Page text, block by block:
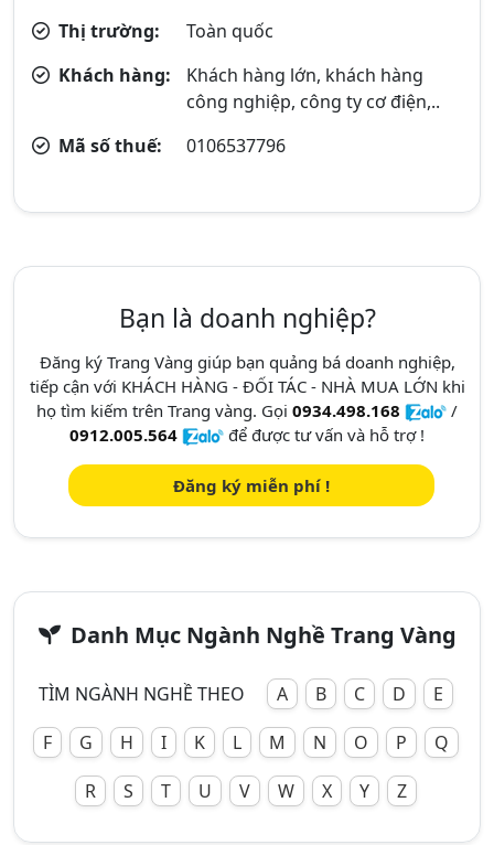
Thị trường:
Toàn quốc
Khách hàng:
Khách hàng lớn, khách hàng
công nghiệp, công ty cơ điện,..
Mã số thuế:
0106537796
Bạn là doanh nghiệp?
Đăng ký Trang Vàng giúp bạn quảng bá doanh nghiệp,
tiếp cận với KHÁCH HÀNG - ĐỐI TÁC - NHÀ MUA LỚN khi
họ tìm kiếm trên Trang vàng. Gọi 0934.498.168
/
0912.005.564
để được tư vấn và hỗ trợ !
Đăng ký miễn phí !
Danh Mục Ngành Nghề Trang Vàng
TÌM NGÀNH NGHỀ THEO A B C D
E
F
G H I K L M N O P
Q
R
S T U V W X Y Z